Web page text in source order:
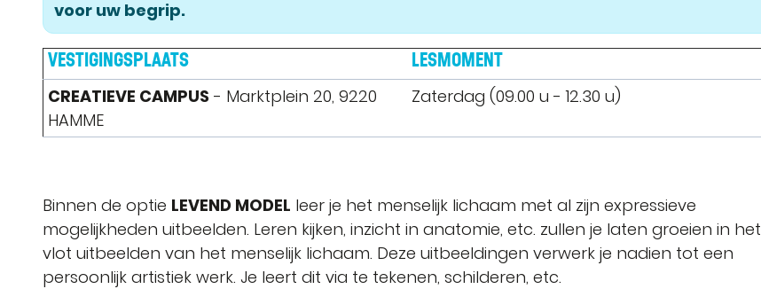
voor uw begrip.
VESTIGINGSPLAATS LESMOMENT
CREATIEVE CAMPUS - Marktplein 20, 9220
HAMME
Zaterdag (09.00 u - 12.30 u)
Binnen de optie LEVEND MODEL leer je het menselijk lichaam met al zijn expressieve
mogelijkheden uitbeelden. Leren kijken, inzicht in anatomie, etc. zullen je laten groeien in het
vlot uitbeelden van het menselijk lichaam. Deze uitbeeldingen verwerk je nadien tot een
persoonlijk artistiek werk. Je leert dit via te tekenen, schilderen, etc.